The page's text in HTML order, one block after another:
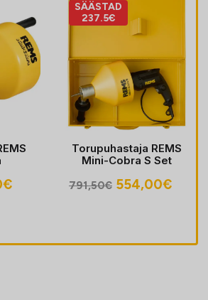
€Praegune
SÄÄSTAD
237.5€
Torupuhastaja REMS
Mini-Cobra S Set
791,50€ Algne
554,00€